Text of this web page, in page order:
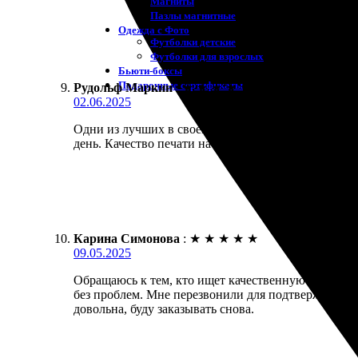
Пазлы магнитные
Одежда с Фото
Футболки детские
Футболки для взрослых
Бьюти-боксы
Подарочные сертификаты
Рудольф Маркин : ★ ★ ★ ★ ★
02.06.2025
Одни из лучших в своем деле. Заказал печать
день. Качество печати на высоте, цвета яркие.
Карина Симонова : ★ ★ ★ ★ ★
09.05.2025
Обращаюсь к тем, кто ищет качественную печать.
без проблем. Мне перезвонили для
довольна, буду заказывать снова.